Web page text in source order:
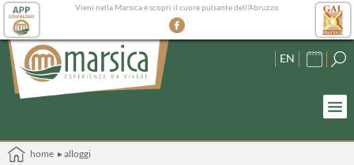
Vieni nella Marsica e scopri il cuore pulsante dell'Abruzzo
EN
home ▸ alloggi